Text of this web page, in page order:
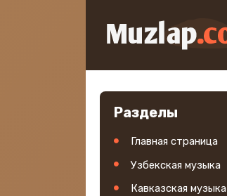
Разделы
Главная страница
Узбекская музыка
Кавказская музыка